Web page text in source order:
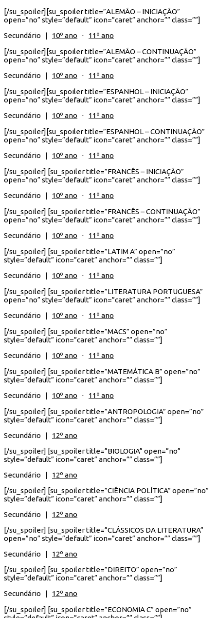
[/su_spoiler][su_spoiler title=”ALEMÃO – INICIAÇÃO”
open=”no” style=”default” icon=”caret” anchor=”” class=””]
Secundário | 10º ano ⋅ 11º ano
[/su_spoiler][su_spoiler title=”ALEMÃO – CONTINUAÇÃO”
open=”no” style=”default” icon=”caret” anchor=”” class=””]
Secundário | 10º ano ⋅ 11º ano
[/su_spoiler][su_spoiler title=”ESPANHOL – INICIAÇÃO”
open=”no” style=”default” icon=”caret” anchor=”” class=””]
Secundário | 10º ano ⋅ 11º ano
[/su_spoiler][su_spoiler title=”ESPANHOL – CONTINUAÇÃO”
open=”no” style=”default” icon=”caret” anchor=”” class=””]
Secundário | 10º ano ⋅ 11º ano
[/su_spoiler] [su_spoiler title=”FRANCÊS – INICIAÇÃO”
open=”no” style=”default” icon=”caret” anchor=”” class=””]
Secundário | 10º ano ⋅ 11º ano
[/su_spoiler] [su_spoiler title=”FRANCÊS – CONTINUAÇÃO”
open=”no” style=”default” icon=”caret” anchor=”” class=””]
Secundário | 10º ano ⋅ 11º ano
[/su_spoiler] [su_spoiler title=”LATIM A” open=”no”
style=”default” icon=”caret” anchor=”” class=””]
Secundário | 10º ano ⋅ 11º ano
[/su_spoiler] [su_spoiler title=”LITERATURA PORTUGUESA”
open=”no” style=”default” icon=”caret” anchor=”” class=””]
Secundário | 10º ano ⋅ 11º ano
[/su_spoiler] [su_spoiler title=”MACS” open=”no”
style=”default” icon=”caret” anchor=”” class=””]
Secundário | 10º ano ⋅ 11º ano
[/su_spoiler] [su_spoiler title=”MATEMÁTICA B” open=”no”
style=”default” icon=”caret” anchor=”” class=””]
Secundário | 10º ano ⋅ 11º ano
[/su_spoiler] [su_spoiler title=”ANTROPOLOGIA” open=”no”
style=”default” icon=”caret” anchor=”” class=””]
Secundário | 12º ano
[/su_spoiler] [su_spoiler title=”BIOLOGIA” open=”no”
style=”default” icon=”caret” anchor=”” class=””]
Secundário | 12º ano
[/su_spoiler] [su_spoiler title=”CIÊNCIA POLÍTICA” open=”no”
style=”default” icon=”caret” anchor=”” class=””]
Secundário | 12º ano
[/su_spoiler] [su_spoiler title=”CLÁSSICOS DA LITERATURA”
open=”no” style=”default” icon=”caret” anchor=”” class=””]
Secundário | 12º ano
[/su_spoiler] [su_spoiler title=”DIREITO” open=”no”
style=”default” icon=”caret” anchor=”” class=””]
Secundário | 12º ano
[/su_spoiler] [su_spoiler title=”ECONOMIA C” open=”no”